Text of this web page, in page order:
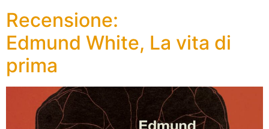
Recensione:
Edmund White, La vita di
prima